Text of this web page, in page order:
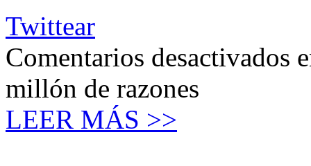
Twittear
Comentarios desactivados
millón de razones
LEER MÁS >>